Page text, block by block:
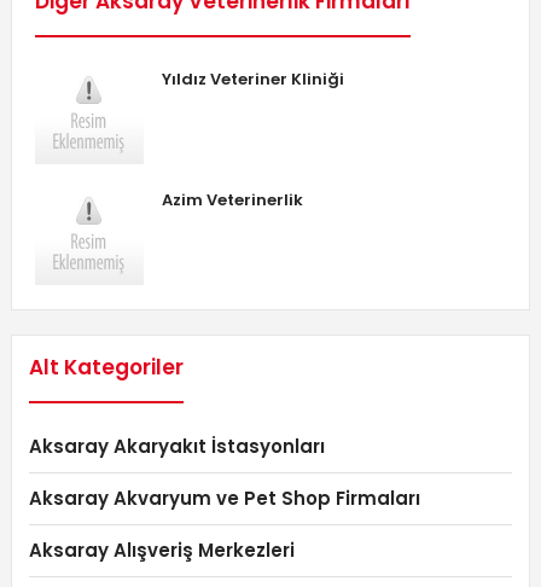
Yıldız Veteriner Kliniği
Azim Veterinerlik
Alt Kategoriler
Aksaray Akaryakıt İstasyonları
Aksaray Akvaryum ve Pet Shop Firmaları
Aksaray Alışveriş Merkezleri